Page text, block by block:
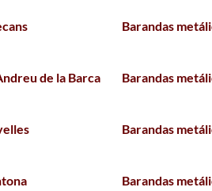
Barandas
de la Barca Barandas
Barandas
Barandas